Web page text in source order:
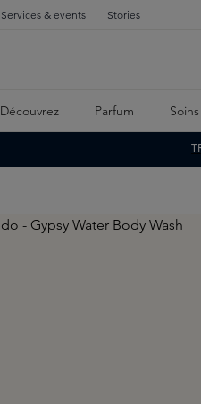
Services & events Stories
Découvrez Parfum Soins